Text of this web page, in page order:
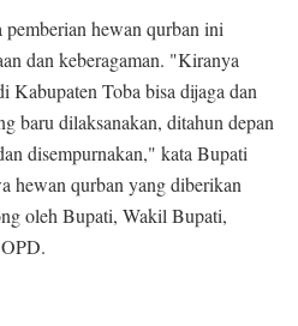
hewan qurban ini
dan keberagaman. "Kiranya
Kabupaten Toba bisa dijaga dan
baru dilaksanakan, ditahun depan
disempurnakan," kata Bupati
hewan qurban yang diberikan
oleh Bupati, Wakil Bupati,